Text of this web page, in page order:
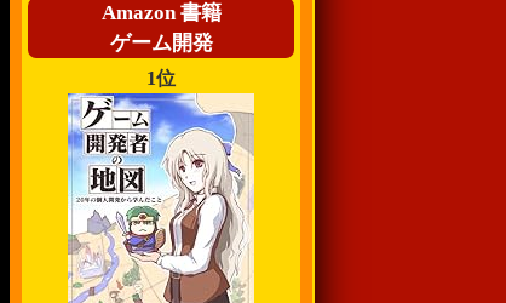
Amazon 書籍
ゲーム開発
1位